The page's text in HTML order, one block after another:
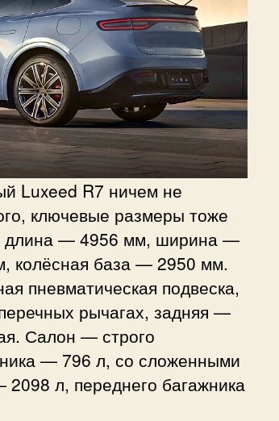
Luxeed R7 ничем не
ключевые размеры тоже
длина — 4956 мм, ширина —
колёсная база — 2950 мм.
пневматическая подвеска,
рычагах, задняя —
Салон — строго
— 796 л, со сложенными
л, переднего багажника